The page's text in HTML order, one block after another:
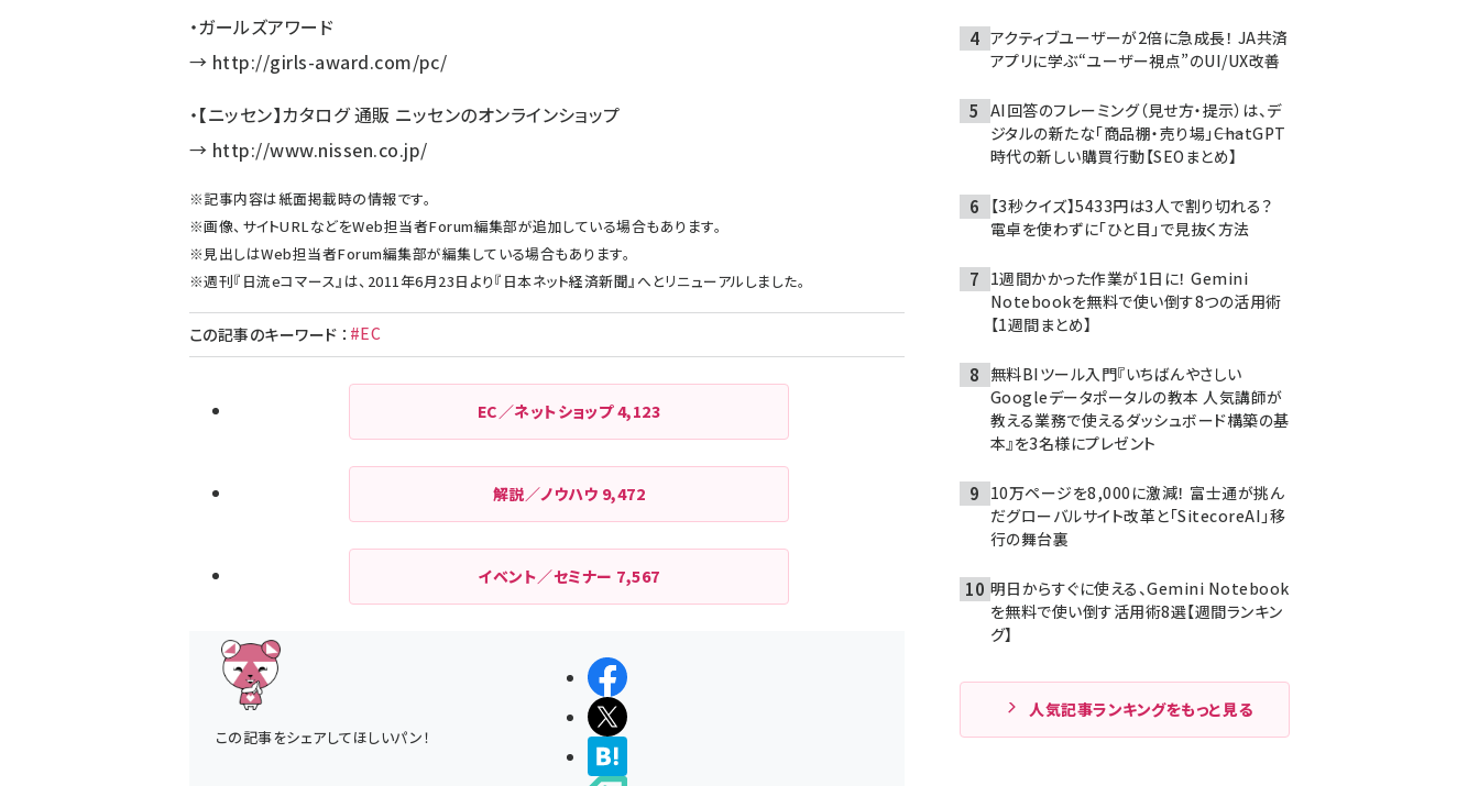
・ガールズアワード
→ http://girls-award.com/pc/
・【ニッセン】カタログ 通販 ニッセンのオンラインショップ
→ http://www.nissen.co.jp/
※記事内容は紙面掲載時の情報です。
※画像、サイトURLなどをWeb担当者Forum編集部が追加している場合もあります。
※見出しはWeb担当者Forum編集部が編集している場合もあります。
※週刊『日流eコマース』は、2011年6月23日より『日本ネット経済新聞』へとリニューアルしました。
この記事のキーワード ： #EC
EC／ネットショップ4,123
解説／ノウハウ 9,472
イベント／セミナー 7,567
この記事をシェアしてほしいパン！
シェアする
ポストする
アクティブユーザーが2倍に急成長！ JA共済
アプリに学ぶ“ユーザー視点”のUI/UX改善
AI回答のフレーミング（見せ方・提示）は、デ
ジタルの新たな「商品棚・売り場」――ChatGPT
時代の新しい購買行動【SEOまとめ】
【3秒クイズ】5433円は3人で割り切れる？
電卓を使わずに「ひと目」で見抜く方法
1週間かかった作業が1日に！ Gemini
Notebookを無料で使い倒す8つの活用術
【1週間まとめ】
無料BIツール入門『いちばんやさしい
Googleデータポータルの教本 人気講師が
教える業務で使えるダッシュボード構築の基
本』を3名様にプレゼント
10万ページを8,000に激減！ 富士通が挑ん
だグローバルサイト改革と「SitecoreAI」移
行の舞台裏
明日からすぐに使える、Gemini Notebook
を無料で使い倒す活用術8選【週間ランキン
グ】
人気記事ランキングをもっと見る